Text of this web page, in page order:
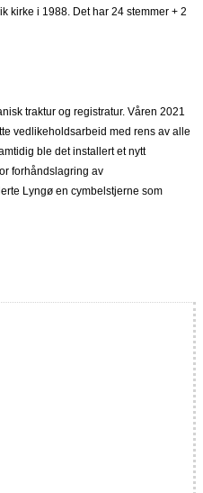
kirke i 1988. Det har 24 stemmer + 2
traktur og registratur. Våren 2021
vedlikeholdsarbeid med rens av alle
ble det installert et nytt
forhåndslagring av
Lyngø en cymbelstjerne som